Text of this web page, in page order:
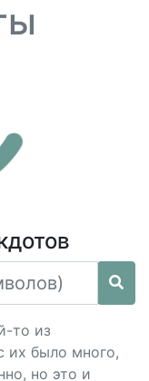
то из
их было много,
но это и